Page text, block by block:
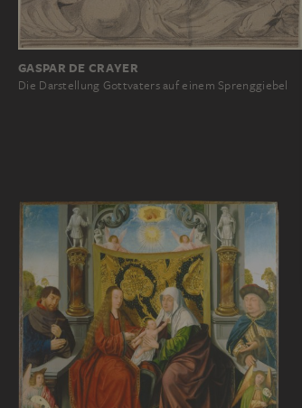
GASPAR DE CRAYER
Die Darstellung Gottvaters auf einem Sprenggiebel